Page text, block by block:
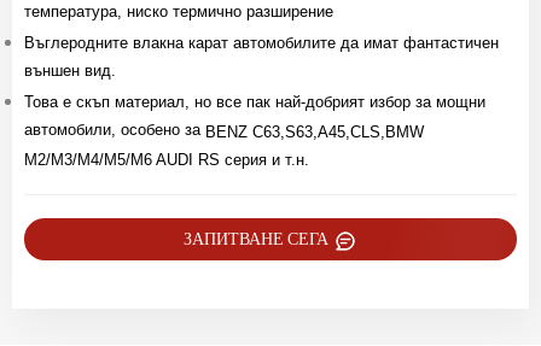
температура, ниско термично разширение
Въглеродните влакна карат автомобилите да имат фантастичен
външен вид.
Това е скъп материал, но все пак най-добрият избор за мощни
автомобили, особено за BENZ C63,S63,A45,CLS,BMW
M2/M3/M4/M5/M6 AUDI RS серия и т.н.
ЗАПИТВАНЕ СЕГА